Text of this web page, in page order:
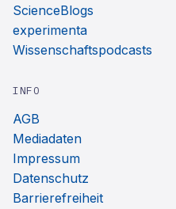
ScienceBlogs
experimenta
Wissenschaftspodcasts
INFO
AGB
Mediadaten
Impressum
Datenschutz
Barrierefreiheit